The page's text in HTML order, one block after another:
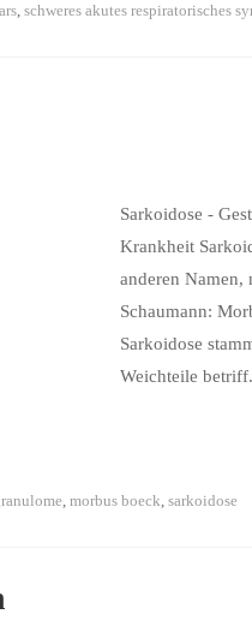
, schweres akutes respiratorisches
Sarkoidose -
Krankheit
anderen Namen,
Schaumann:
Sarkoidose
Weichteile
, morbus boeck, sarkoidose